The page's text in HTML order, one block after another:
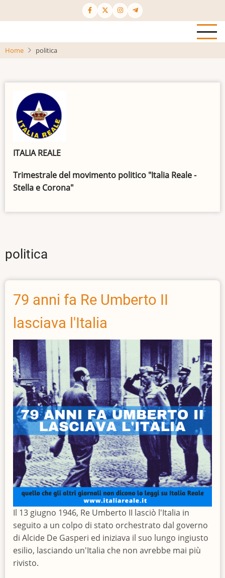
al
principale
Home politica
ITALIA REALE
Trimestrale del movimento politico "Italia Reale -
Stella e Corona"
politica
79 anni fa Re Umberto II
lasciava l'Italia
Il 13 giugno 1946, Re Umberto II lasciò l'Italia in
seguito a un colpo di stato orchestrato dal governo
di Alcide De Gasperi ed iniziava il suo lungo ingiusto
esilio, lasciando un'Italia che non avrebbe mai più
rivisto.